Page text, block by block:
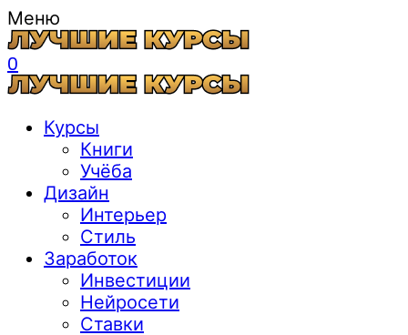
Меню
0
Курсы
Книги
Учёба
Дизайн
Интерьер
Стиль
Заработок
Инвестиции
Нейросети
Ставки